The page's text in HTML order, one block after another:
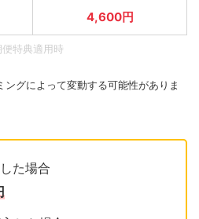
4,600円
便特典適用時
グによって変動する可能性がありま
た場合